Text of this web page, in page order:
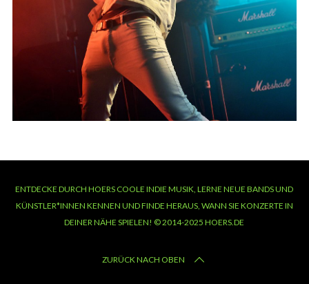
ENTDECKE DURCH HOERS COOLE INDIE MUSIK, LERNE NEUE BANDS UND
KÜNSTLER*INNEN KENNEN UND FINDE HERAUS, WANN SIE KONZERTE IN
DEINER NÄHE SPIELEN! © 2014-2025 HOERS.DE
ZURÜCK NACH OBEN